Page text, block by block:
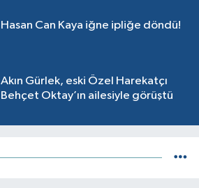
Hasan Can Kaya iğne ipliğe döndü!
Akın Gürlek, eski Özel Harekatçı
Behçet Oktay’ın ailesiyle görüştü